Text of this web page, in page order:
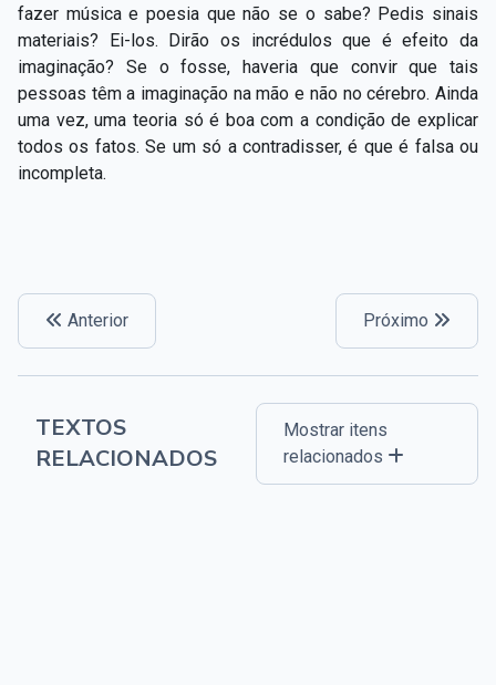
fazer música e poesia que não se o sabe? Pedis sinais
materiais? Ei-los. Dirão os incrédulos que é efeito da
imaginação? Se ofosse, haveria que convir que tais
pessoas têm a imaginação na mão e não no cérebro. Ainda
uma vez, uma teoria só é boa com a condição de explicar
todos os fatos. Se um só a contradisser, é que é falsa ou
incompleta.
Anterior Próximo
TEXTOS
RELACIONADOS
Mostrar itens
relacionados